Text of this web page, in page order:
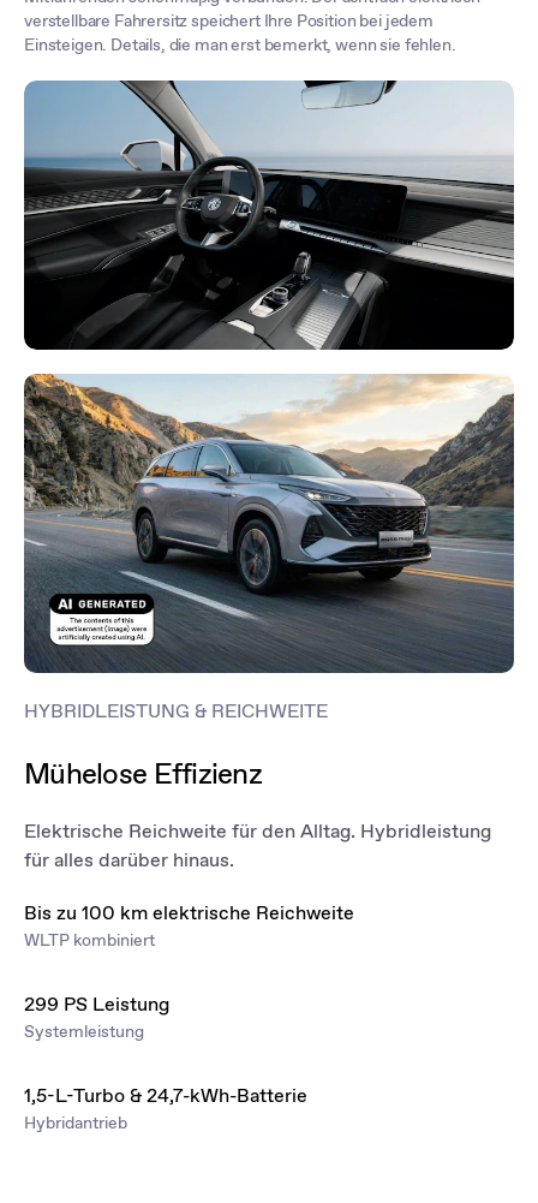
verstellbare Fahrersitz speichert Ihre Position bei jedem
Einsteigen. Details, die man erst bemerkt, wenn sie fehlen.
HYBRIDLEISTUNG & REICHWEITE
Mühelose Effizienz
Elektrische Reichweite für den Alltag. Hybridleistung
für alles darüber hinaus.
Bis zu 100 km elektrische Reichweite
WLTP kombiniert
299 PS Leistung
Systemleistung
1,5-L-Turbo & 24,7-kWh-Batterie
Hybridantrieb